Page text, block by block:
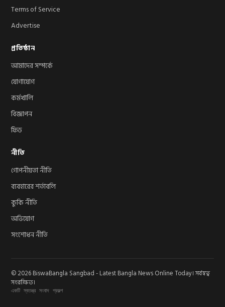
Terms of Service
Advertise
প্রতিষ্ঠান
আমাদের সম্পর্কে
যোগাযোগ
কর্মখালি
বিজ্ঞাপন
ফিড
নীতি
গোপনীয়তা নীতি
ব্যবহারের শর্তাবলি
কুকি নীতি
অভিযোগ
সংশোধন নীতি
© 2026 BiswaBangla Sangbad - Latest Bangla News Online Today। সর্বস্বত্ব
সংরক্ষিত।
একটি স্বতন্ত্র সংবাদ প্রকল্প